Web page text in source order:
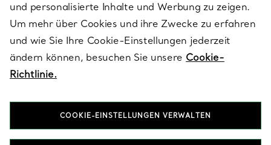
RECHTLICHE HINWEISE
FOLGEN SIE UNS
und personalisierte Inhalte und Werbung zu zeigen.
Um mehr über Cookies und ihre Zwecke zu erfahren
und wie Sie Ihre Cookie-Einstellungen jederzeit
ändern können, besuchen Sie unsere Cookie-
Richtlinie.
COOKIE-EINSTELLUNGEN VERWALTEN